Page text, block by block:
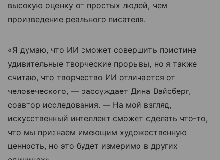
высокую оценку от простых людей, чем
произведение реального писателя.
«Я думаю, что ИИ сможет совершить поистине
удивительные творческие прорывы, но я также
считаю, что творчество ИИ отличается от
человеческого, — рассуждает Дина Вайсберг,
соавтор исследования. — На мой взгляд,
искусственный интеллект сможет сделать что-то,
что мы признаем имеющим художественную
ценность, но это будет измеримо в других